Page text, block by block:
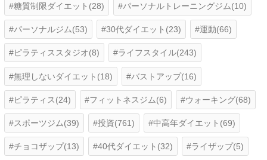
糖質制限ダイエット(28) パーソナルトレーニングジム(10)
パーソナルジム(53) 30代ダイエット(23) 運動(66)
ピラティススタジオ(8) ライフスタイル(243)
無理しないダイエット(18) バストアップ(16)
ピラティス(24) フィットネスジム(6) ウォーキング(68)
スポーツジム(39) 投資(761) 中高年ダイエット(69)
チョコザップ(13) 40代ダイエット(32) ライザップ(5)